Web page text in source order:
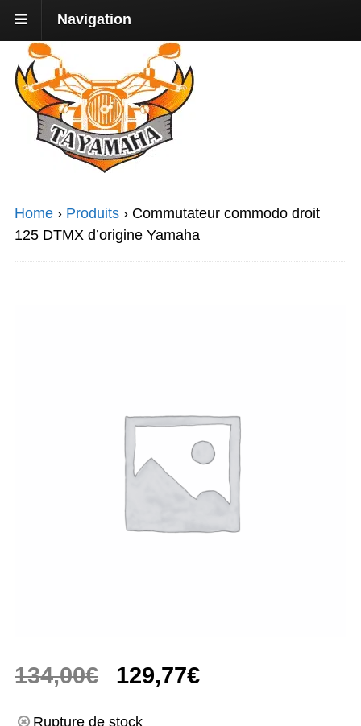
Navigation
Home › Produits › Commutateur commodo droit
125 DTMX d’origine Yamaha
134,00€
Le
129,77€Le
Rupture de stock